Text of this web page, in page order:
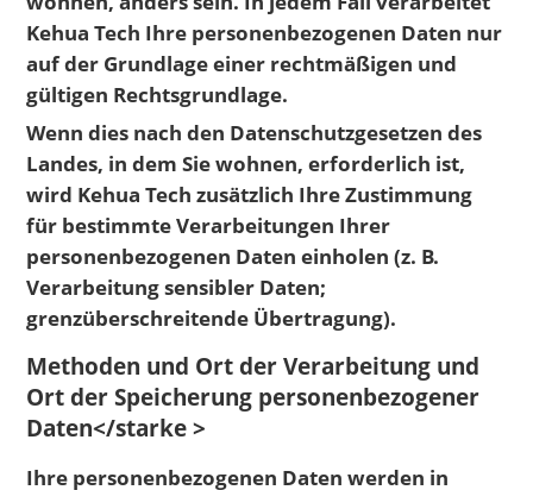
Kehua Tech Ihre personenbezogenen Daten nur
auf der Grundlage einer rechtmäßigen und
gültigen Rechtsgrundlage.
Wenn dies nach den Datenschutzgesetzen des
Landes, in dem Sie wohnen, erforderlich ist,
wird Kehua Tech zusätzlich Ihre Zustimmung
für bestimmte Verarbeitungen Ihrer
personenbezogenen Daten einholen (z. B.
Verarbeitung sensibler Daten;
grenzüberschreitende Übertragung).
Methoden und Ort der Verarbeitung und
Ort der Speicherung personenbezogener
Daten</starke >
Ihre personenbezogenen Daten werden in